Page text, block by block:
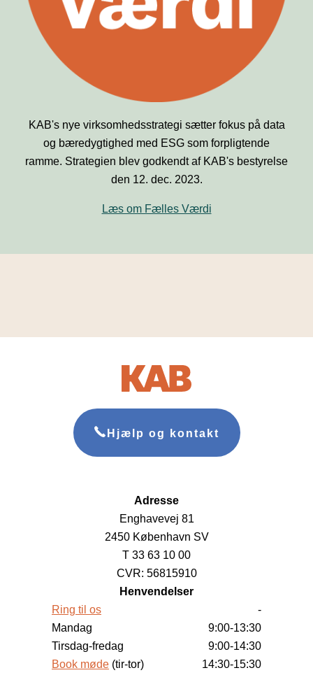
KAB's nye virksomhedsstrategi sætter fokus på data
og bæredygtighed med ESG som forpligtende
ramme. Strategien blev godkendt af KAB's bestyrelse
den 12. dec. 2023.
Læs om Fælles Værdi
Hjælp og kontakt
Adresse
Enghavevej 81
2450 København SV
T 33 63 10 00
CVR: 56815910
Henvendelser
Ring til os
-
Mandag
9:00-13:30
Tirsdag-fredag
9:00-14:30
Book møde (tir-tor) 14:30-15:30